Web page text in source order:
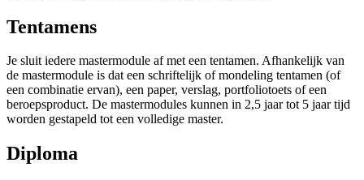
Tentamens
Je sluit iedere mastermodule af met een tentamen. Afhankelijk van
de mastermodule is dat een schriftelijk of mondeling tentamen (of
een combinatie ervan), een paper, verslag, portfoliotoets of een
beroepsproduct. De mastermodules kunnen in 2,5 jaar tot 5 jaar tijd
worden gestapeld tot een volledige master.
Diploma